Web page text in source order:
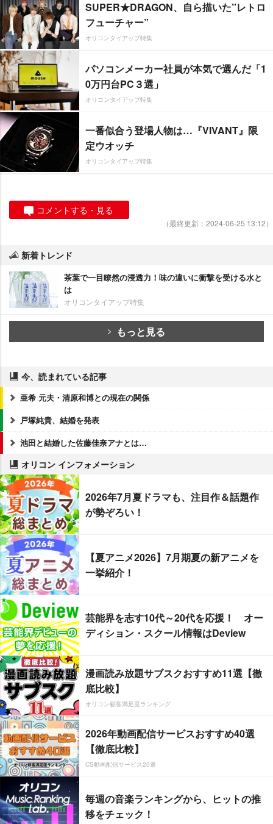
SUPER★DRAGON、自ら描いた”レトロ
フューチャー”
オリコンタイアップ特集
パソコンメーカー社員が本気で選んだ「1
0万円台PC３選」
オリコンタイアップ特集
一番似合う登場人物は…『VIVANT』限
定ウオッチ
オリコンタイアップ特集
コメントする・見る
（最終更新：2024-06-25 13:12）
新着トレンド
茶葉で一目瞭然の浸透力！味の違いに衝撃を受ける水と
は
オリコンタイアップ特集
もっと見る
今、読まれている記事
亜希 元夫・清原和博との現在の関係
戸塚純貴、結婚を発表
池田と結婚した佐藤佳奈アナとは…
オリコン インフォメーション
2026年7月夏ドラマも、注目作＆話題作
が勢ぞろい！
【夏アニメ2026】7月期夏の新アニメを
一挙紹介！
芸能界を志す10代～20代を応援！ オー
ディション・スクール情報はDeview
漫画読み放題サブスクおすすめ11選【徹
底比較】
オリコン顧客満足度ランキング
2026年動画配信サービスおすすめ40選
【徹底比較】
CS動画配信サービス20選
毎週の音楽ランキングから、ヒットの推
移をチェック！